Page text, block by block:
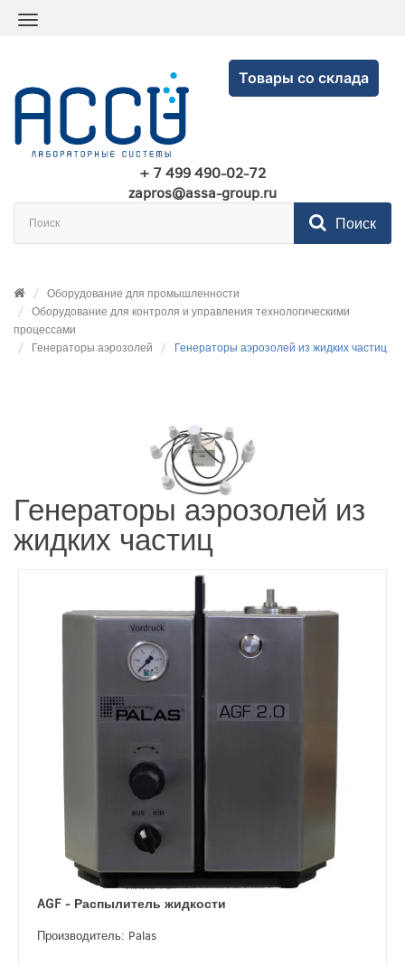
Товары со склада
+ 7 499 490-02-72
zapros@assa-group.ru
Поиск
Оборудование для промышленности
Оборудование для контроля и управления технологическими
процессами
Генераторы аэрозолей
Генераторы аэрозолей из жидких частиц
Генераторы аэрозолей из
жидких частиц
AGF - Распылитель жидкости
Производитель: Palas